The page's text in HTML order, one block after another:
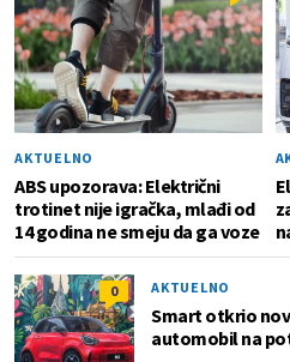
AKTUELNO
ABS upozorava: Električni
trotinet nije igračka, mlađi od
14 godina ne smeju da ga voze
0 AKTUELNO
Smart otkrio
automobil na